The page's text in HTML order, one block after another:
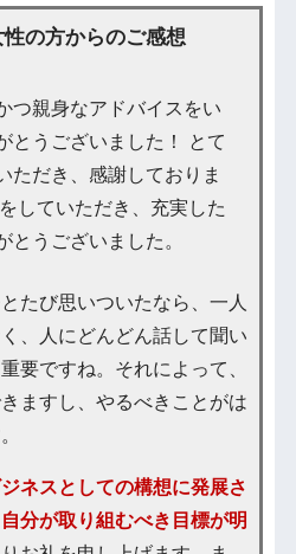
の方からのご感想
つ親身なアドバイスをい
とうございました！ とて
ただき、感謝しておりま
していただき、充実した
とうございました。
たび思いついたなら、一人
、人にどんどん話して聞い
要ですね。それによって、
ますし、やるべきことがは
ネスとしての構想に発展さ
分が取り組むべき目標が明